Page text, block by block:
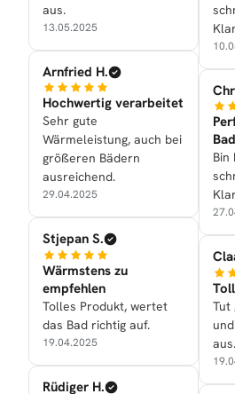
aus.
13.05.2025
Arnfried H.
Hochwertig verarbeitet
Sehr gute
Wärmeleistung, auch bei
größeren Bädern
ausreichend.
29.04.2025
Stjepan S.
Wärmstens zu
empfehlen
Tolles Produkt, wertet
das Bad richtig auf.
19.04.2025
Rüdiger H.
Bad
Bin
Tut
aus.